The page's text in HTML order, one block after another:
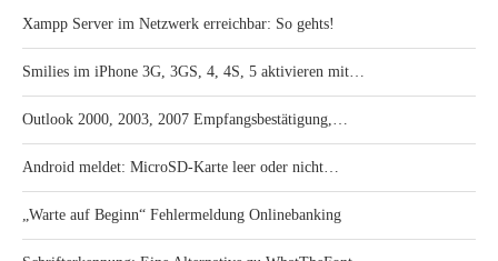
Xampp Server im Netzwerk erreichbar: So gehts!
Smilies im iPhone 3G, 3GS, 4, 4S, 5 aktivieren mit…
Outlook 2000, 2003, 2007 Empfangsbestätigung,…
Android meldet: MicroSD-Karte leer oder nicht…
„Warte auf Beginn“ Fehlermeldung Onlinebanking